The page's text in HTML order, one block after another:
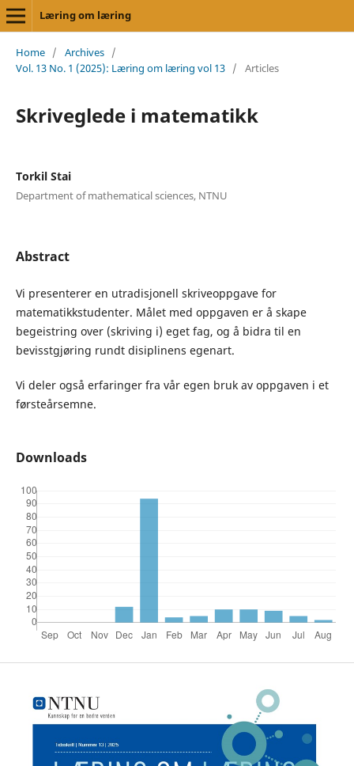
Læring om læring
Home / Archives /
Vol. 13 No. 1 (2025): Læring om læring vol 13 / Articles
Skriveglede i matematikk
Torkil Stai
Department of mathematical sciences, NTNU
Abstract
Vi presenterer en utradisjonell skriveoppgave for
matematikkstudenter. Målet med oppgaven er å skape
begeistring over (skriving i) eget fag, og å bidra til en
bevisstgjøring rundt disiplinens egenart.
Vi deler også erfaringer fra vår egen bruk av oppgaven i et
førsteårsemne.
Downloads